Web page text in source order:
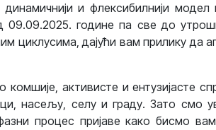
и флексибилнији модел
године па све до
циклусима, дајући вам прилику да
активисте и ентузијасте
насељу, селу и граду. Зато смо
процес пријаве како бисмо